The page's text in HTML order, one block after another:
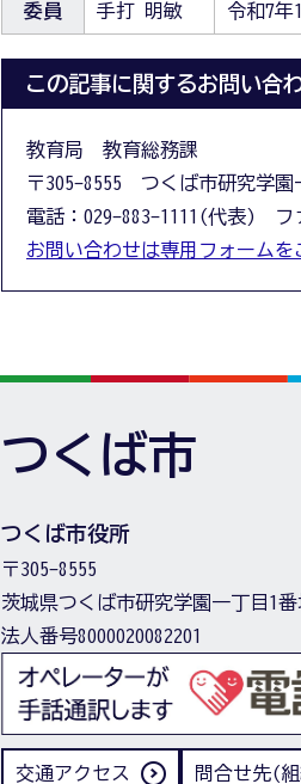
委員 手打 明敏 令和7年
この記事に関するお問い合
教育局 教育総務課
〒305-8555 つくば市研究学園
電話：029-883-1111(代表) フ
お問い合わせは専用フォームを
つくば市
つくば市役所
〒305-8555
茨城県つくば市研究学園一丁目1番
法人番号8000020082201
交通アクセス 問合せ先(